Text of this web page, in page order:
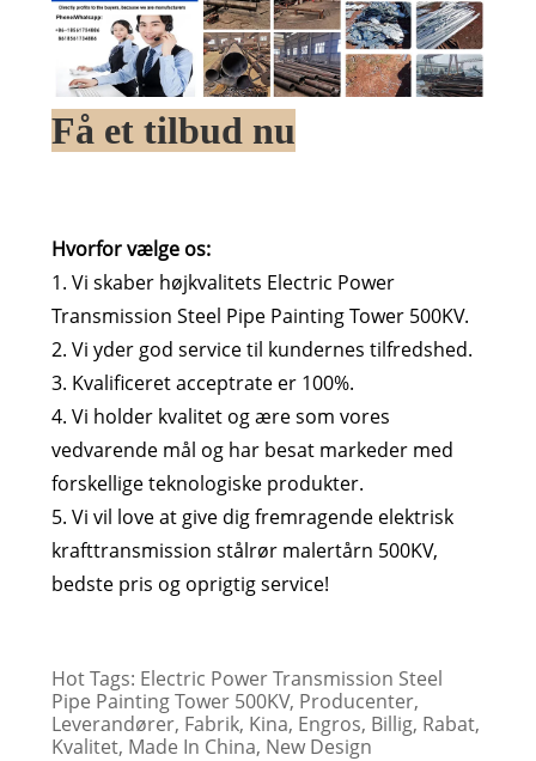
Få et tilbud nu
Hvorfor vælge os:
1. Vi skaber højkvalitets Electric Power
Transmission Steel Pipe Painting Tower 500KV.
2. Vi yder god service til kundernes tilfredshed.
3. Kvalificeret acceptrate er 100%.
4. Vi holder kvalitet og ære som vores
vedvarende mål og har besat markeder med
forskellige teknologiske produkter.
5. Vi vil love at give dig fremragende elektrisk
krafttransmission stålrør malertårn 500KV,
bedste pris og oprigtig service!
Hot Tags: Electric Power Transmission Steel
Pipe Painting Tower 500KV, Producenter,
Leverandører, Fabrik, Kina, Engros, Billig, Rabat,
Kvalitet, Made In China, New Design